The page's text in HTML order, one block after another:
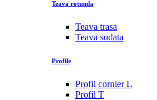
Teava rotunda
Teava trasa
Teava sudata
Profile
Profil cornier L
Profil T